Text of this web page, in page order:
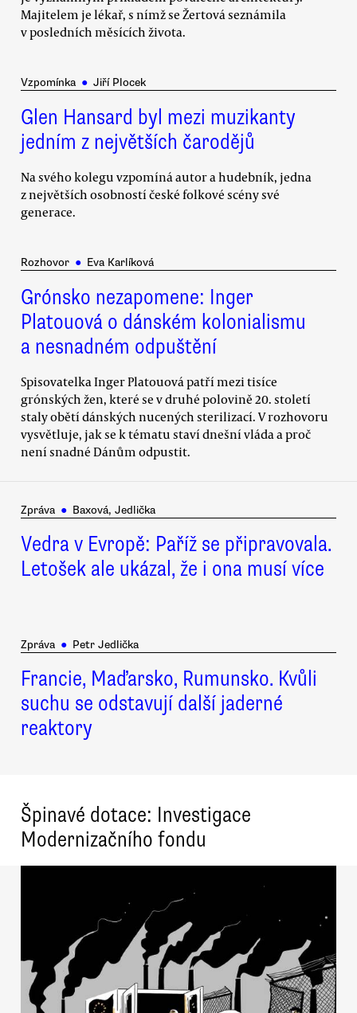
Majitelem je lékař, s nímž se Žertová seznámila
v posledních měsících života.
Vzpomínka ● Jiří Plocek
Glen Hansard byl mezi muzikanty
jedním z největších čarodějů
Na svého kolegu vzpomíná autor a hudebník, jedna
z největších osobností české folkové scény své
generace.
Rozhovor ● Eva Karlíková
Grónsko nezapomene: Inger
Platouová o dánském kolonialismu
a nesnadném odpuštění
Spisovatelka Inger Platouová patří mezi tisíce
grónských žen, které se v druhé polovině 20. století
staly obětí dánských nucených sterilizací. V rozhovoru
vysvětluje, jak se k tématu staví dnešní vláda a proč
není snadné Dánům odpustit.
Zpráva ● Baxová, Jedlička
Vedra v Evropě: Paříž se připravovala.
Letošek ale ukázal, že i ona musí více
Zpráva ● Petr Jedlička
Francie, Maďarsko, Rumunsko. Kvůli
suchu se odstavují další jaderné
reaktory
Špinavé dotace: Investigace
Modernizačního fondu